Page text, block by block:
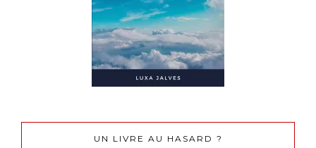
UN LIVRE AU HASARD ?